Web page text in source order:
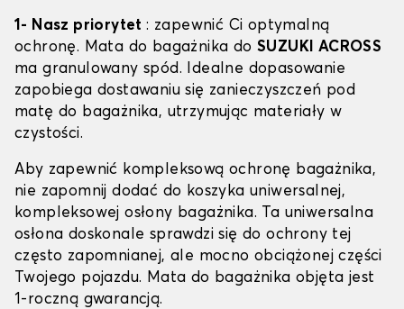
1- Nasz priorytet: zapewnić Ci optymalną
ochronę. Mata do bagażnika do SUZUKI ACROSS
ma granulowany spód. Idealne dopasowanie
zapobiega dostawaniu się zanieczyszczeń pod
matę do bagażnika, utrzymując materiały w
czystości.
Aby zapewnić kompleksową ochronę bagażnika,
nie zapomnij dodać do koszyka uniwersalnej,
kompleksowej osłony bagażnika. Ta uniwersalna
osłona doskonale sprawdzi się do ochrony tej
często zapomnianej, ale mocno obciążonej części
Twojego pojazdu. Mata do bagażnika objęta jest
1-roczną gwarancją.